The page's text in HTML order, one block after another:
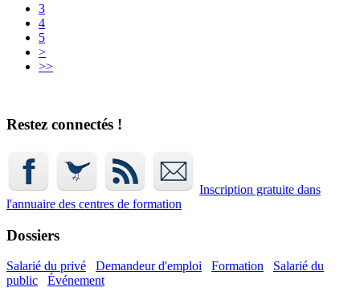
3
4
5
>
>>
Restez connectés !
Inscription gratuite dans
l'annuaire des centres de formation
Dossiers
Salarié du privé Demandeur d'emploi Formation
Salarié du
public
Événement